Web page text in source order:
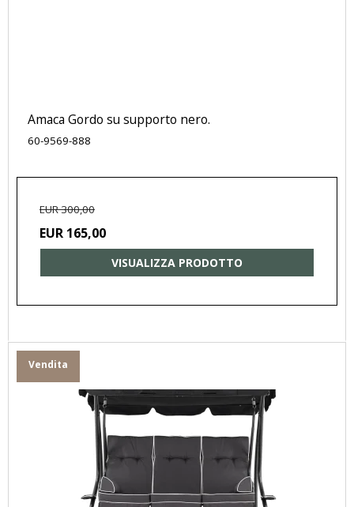
Amaca Gordo su supporto nero.
60-9569-888
EUR 300,00
EUR 165,00
VISUALIZZA PRODOTTO
Vendita